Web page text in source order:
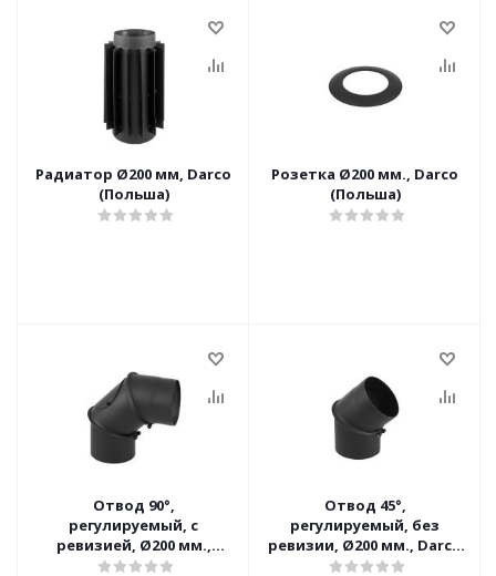
Радиатор Ø200 мм, Darco
(Польша)
Розетка Ø200 мм., Darco
(Польша)
Отвод 90°,
регулируемый, с
ревизией, Ø200 мм.,
Darco (Польша)
Отвод 45°,
регулируемый, без
ревизии, Ø200 мм., Darco
(Польша)